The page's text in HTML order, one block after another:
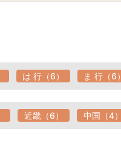
は 行（6） ま 行（6）
近畿（6） 中国（4）